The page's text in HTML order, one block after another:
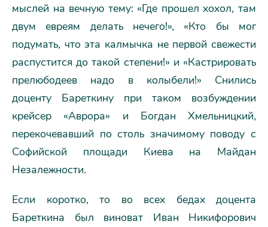
мыслей на вечную тему: «Где прошел хохол, там
двум евреям делать нечего!», «Кто бы мог
подумать, что эта калмычка не первой свежести
распустится до такой степени!» и «Кастрировать
прелюбодеев надо в колыбели!» Снились
доценту Бареткину при таком возбуждении
крейсер «Аврора» и Богдан Хмельницкий,
перекочевавший по столь значимому поводу с
Софийской площади Киева на Майдан
Незалежности.
Если коротко, то во всех бедах доцента
Бареткина был виноват Иван Никифорович